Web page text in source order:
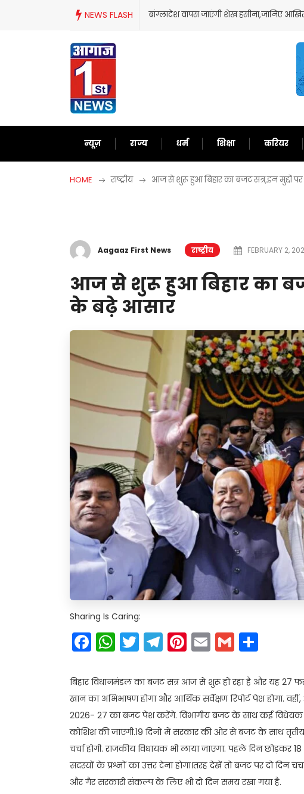
NEWS FLASH बांग्लादेश वापस जाएंगी शेख हसीना,जानिए
न्यूज़ राज्य धर्म शिक्षा करियर
HOME राष्ट्रीय आज से शुरू हुआ बिहार का बजट सत्र,इन मुद्दों
Aagaaz First News राष्ट्रीय FEBRUARY 2,
आज से शुरू हुआ बिहार का
के बढ़े आसार
Sharing Is Caring:
Facebook
WhatsApp
Twitter
Telegram
Pinterest
EmailGmail
बिहार विधानमंडल का बजट सत्र आज से शुरू हो रहा है और यह 27
खान का अभिभाषण होगा और आर्थिक सर्वेक्षण रिपोर्ट पेश होगा. वहीं, 3
2026- 27 का बजट पेश करेंगे. विभागीय बजट के साथ कई विधेयक
कोशिश की जाएगी.19 दिनों में सरकार की ओर से बजट के साथ
चर्चा होगी. राजकीय विधायक भी लाया जाएगा. पहले दिन छोड़कर
सदस्यों के प्रश्नों का उत्तर देना होगा।तरह देखें तो बजट पर दो दिन
और गैर सरकारी संकल्प के लिए भी दो दिन समय रखा गया है.